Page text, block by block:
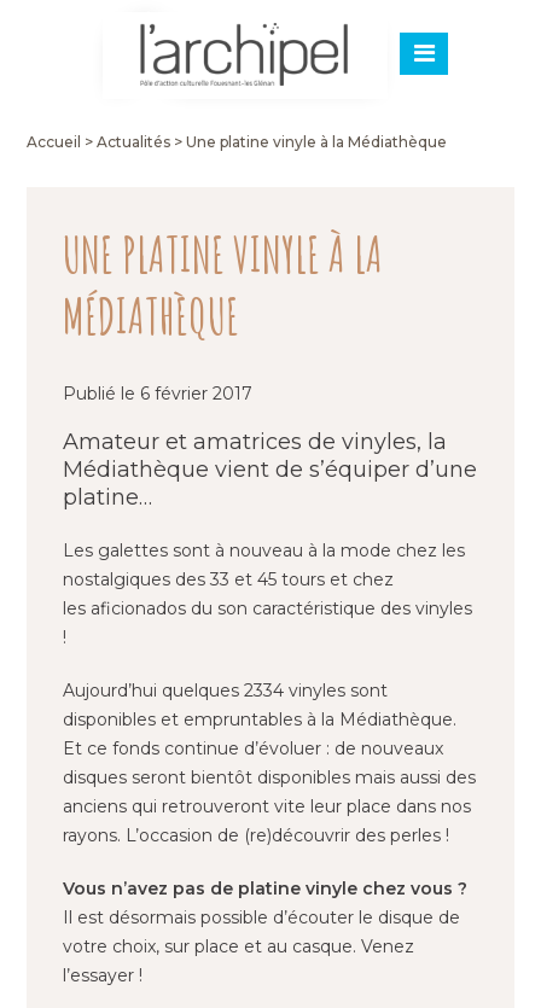
Accueil >Actualités >Une platine vinyle à la Médiathèque
UNE PLATINE VINYLE À LA
MÉDIATHÈQUE
Publié le 6 février 2017
Amateur et amatrices de vinyles, la
Médiathèque vient de s’équiper d’une
platine…
Les galettes sont à nouveau à la mode chez les
nostalgiques des 33 et 45 tours et chez
les aficionados du son caractéristique des vinyles
!
Aujourd’hui quelques 2334 vinyles sont
disponibles et empruntables à la Médiathèque.
Et ce fonds continue d’évoluer : de nouveaux
disques seront bientôt disponibles mais aussi des
anciens qui retrouveront vite leur place dans nos
rayons. L’occasion de (re)découvrir des perles !
Vous n’avez pas de platine vinyle chez vous ?
Il est désormais possible d’écouter le disque de
votre choix, sur place et au casque. Venez
l’essayer !